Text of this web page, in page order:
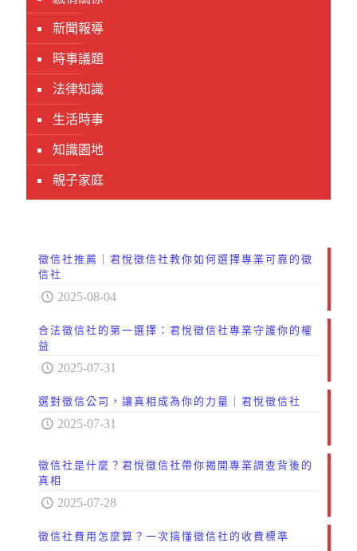
新聞報導
時事議題
法律知識
生活時事
知識園地
親子家庭
徵信社推薦｜君悅徵信社教你如何選擇專業可靠的徵
信社
2025-08-04
合法徵信社的第一選擇：君悅徵信社專業守護你的權
益
2025-07-31
選對徵信公司，讓真相成為你的力量｜君悅徵信社
2025-07-31
徵信社是什麼？君悅徵信社帶你揭開專業調查背後的
真相
2025-07-28
徵信社費用怎麼算？一次搞懂徵信社的收費標準